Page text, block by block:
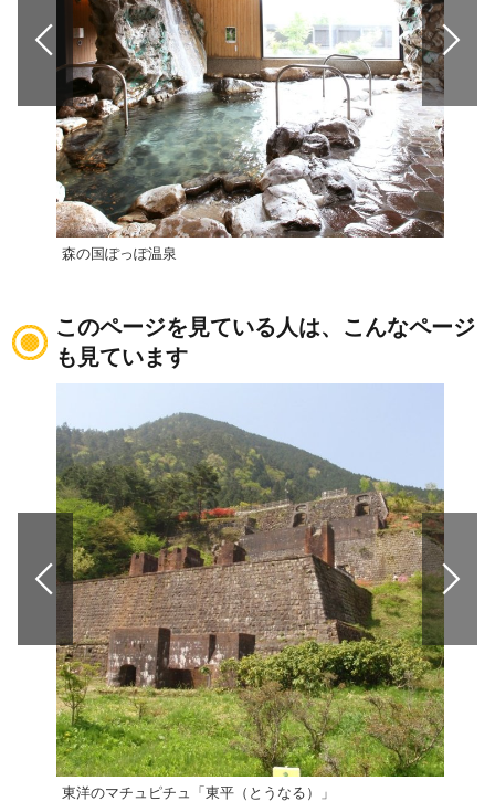
森の国ぽっぽ温泉
このページを見ている人は、こんなページ
も見ています
東洋のマチュピチュ「東平（とうなる）」